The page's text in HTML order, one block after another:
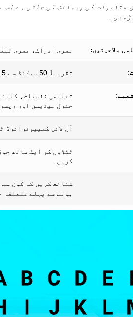
متغیرات کی پیمائش کی جاتی ہے اس
صلاحیتیں: بصری ادراک، بصری
تقریباً 50 سیکنڈ سے 4.5 منٹ۔
تعلیمی نفسیات،
جنرل میڈیسن اور
آن لائن کمپیوٹرائزڈ
ٹکڑوں کو ایک ساتھ
کریں۔
شناخت کریں کہ کون
ہونے سے پہلے متعلقہ